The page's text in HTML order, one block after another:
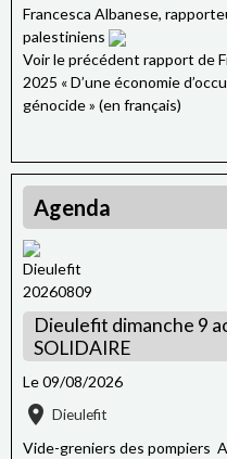
Francesca Albanese,
palestiniens
Voir le précédent rapport de
2025 « D’une économie
génocide » (en français)
Agenda
Dieulefit dimanche 9
SOLIDAIRE
Le 09/08/2026
Dieulefit
Vide-greniers des pompiers